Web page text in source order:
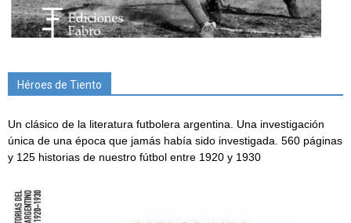
Héroes de Tiento
Un clásico de la literatura futbolera argentina. Una investigación
única de una época que jamás había sido investigada. 560 páginas
y 125 historias de nuestro fútbol entre 1920 y 1930